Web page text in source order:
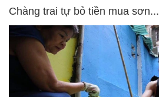
Chàng trai tự bỏ tiền mua sơn...